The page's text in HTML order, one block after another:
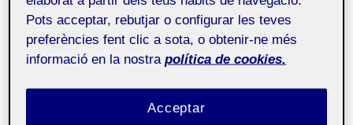
EcomLab 15 de novembre de 2010
En 2009 la fundación ECOM crea el portal
Pots acceptar, rebutjar o configurar les teves
preferències fent clic a sota, o obtenir-ne més
informació en la nostra política de cookies.
Acceptar